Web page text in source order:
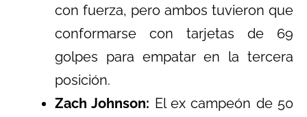
con fuerza, pero ambos tuvieron que
conformarse con tarjetas de 69
golpes para empatar en la tercera
posición.
Zach Johnson: El ex campeón de 50